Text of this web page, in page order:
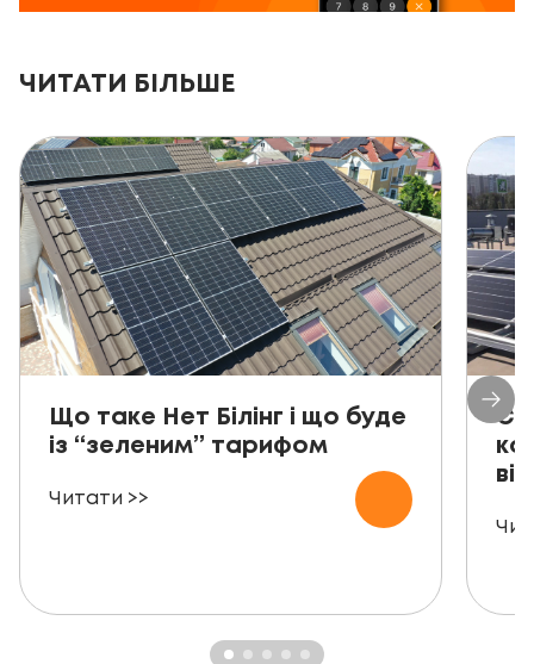
ЧИТАТИ БІЛЬШЕ
Що таке Нет Білінг і що буде
із “зеленим” тарифом
Читати >>